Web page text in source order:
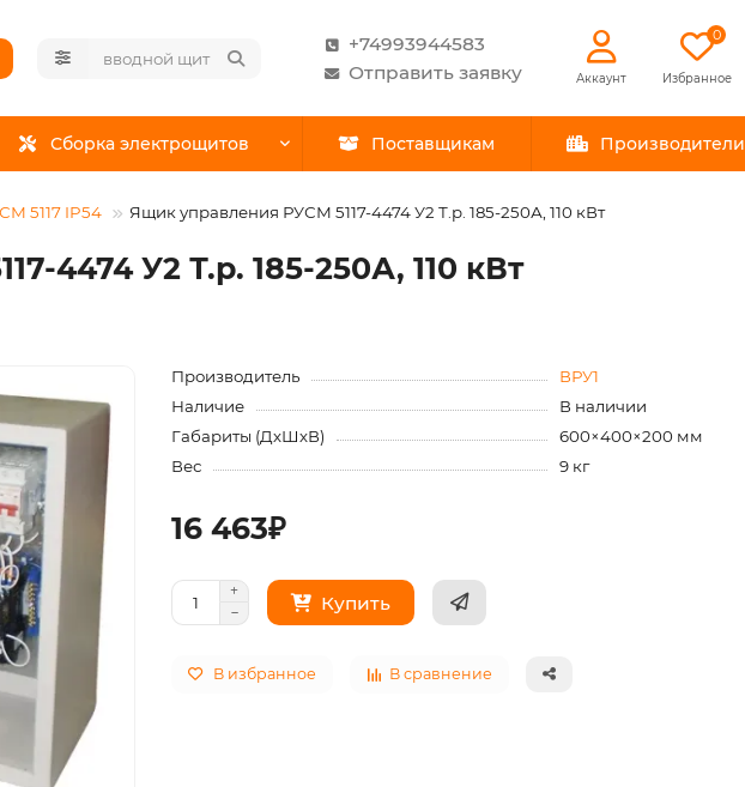
+74993944583
Отправить заявку
Аккаунт
0
Избранное
Сборка электрощитов Поставщикам Производители
5117 IP54 Ящик управления РУСМ 5117-4474 У2 Т.р. 185-250А, 110 кВт
4474 У2 Т.р. 185-250А, 110 кВт
Производитель
ВРУ1
Наличие
В наличии
Габариты (ДхШхВ)
600×400×200 мм
Вес
9 кг
16 463₽
Купить
В избранное В сравнение